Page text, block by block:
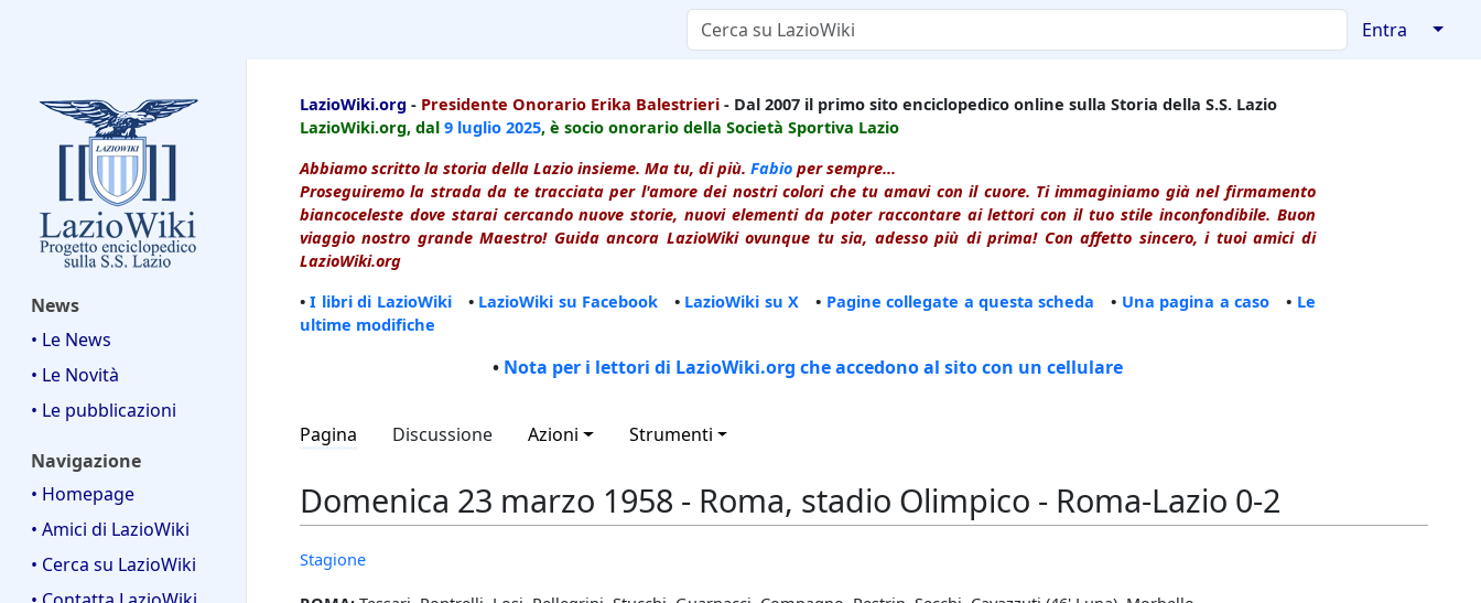
Entra ↓
News
• Le News
• Le Novità
• Le pubblicazioni
Navigazione
• Homepage
• Amici di LazioWiki
• Cerca su LazioWiki
LazioWiki.org - Presidente Onorario Erika Balestrieri - Dal 2007 il primo sito enciclopedico online sulla Storia della S.S. Lazio
LazioWiki.org, dal 9 luglio 2025, è socio onorario della Società Sportiva Lazio
Abbiamo scritto la storia della Lazio insieme. Ma tu, di più. Fabio per sempre...
Proseguiremo la strada da te tracciata per l'amore dei nostri colori che tu amavi con il cuore. Ti immaginiamo già nel firmamento
biancoceleste dove starai cercando nuove storie, nuovi elementi da poter raccontare ai lettori con il tuo stile inconfondibile. Buon
viaggio nostro grande Maestro! Guida ancora LazioWiki ovunque tu sia, adesso più di prima! Con affetto sincero, i tuoi amici di
LazioWiki.org
•I libri di LazioWiki• LazioWiki su Facebook • LazioWiki su X • Pagine collegate a questa scheda • Una pagina a caso • Le
ultime modifiche
• Nota per i lettori di LazioWiki.org che accedono al sito con un cellulare
Pagina Discussione Azioni Strumenti
Domenica 23 marzo 1958 - Roma, stadio Olimpico - Roma-Lazio 0-2
Stagione